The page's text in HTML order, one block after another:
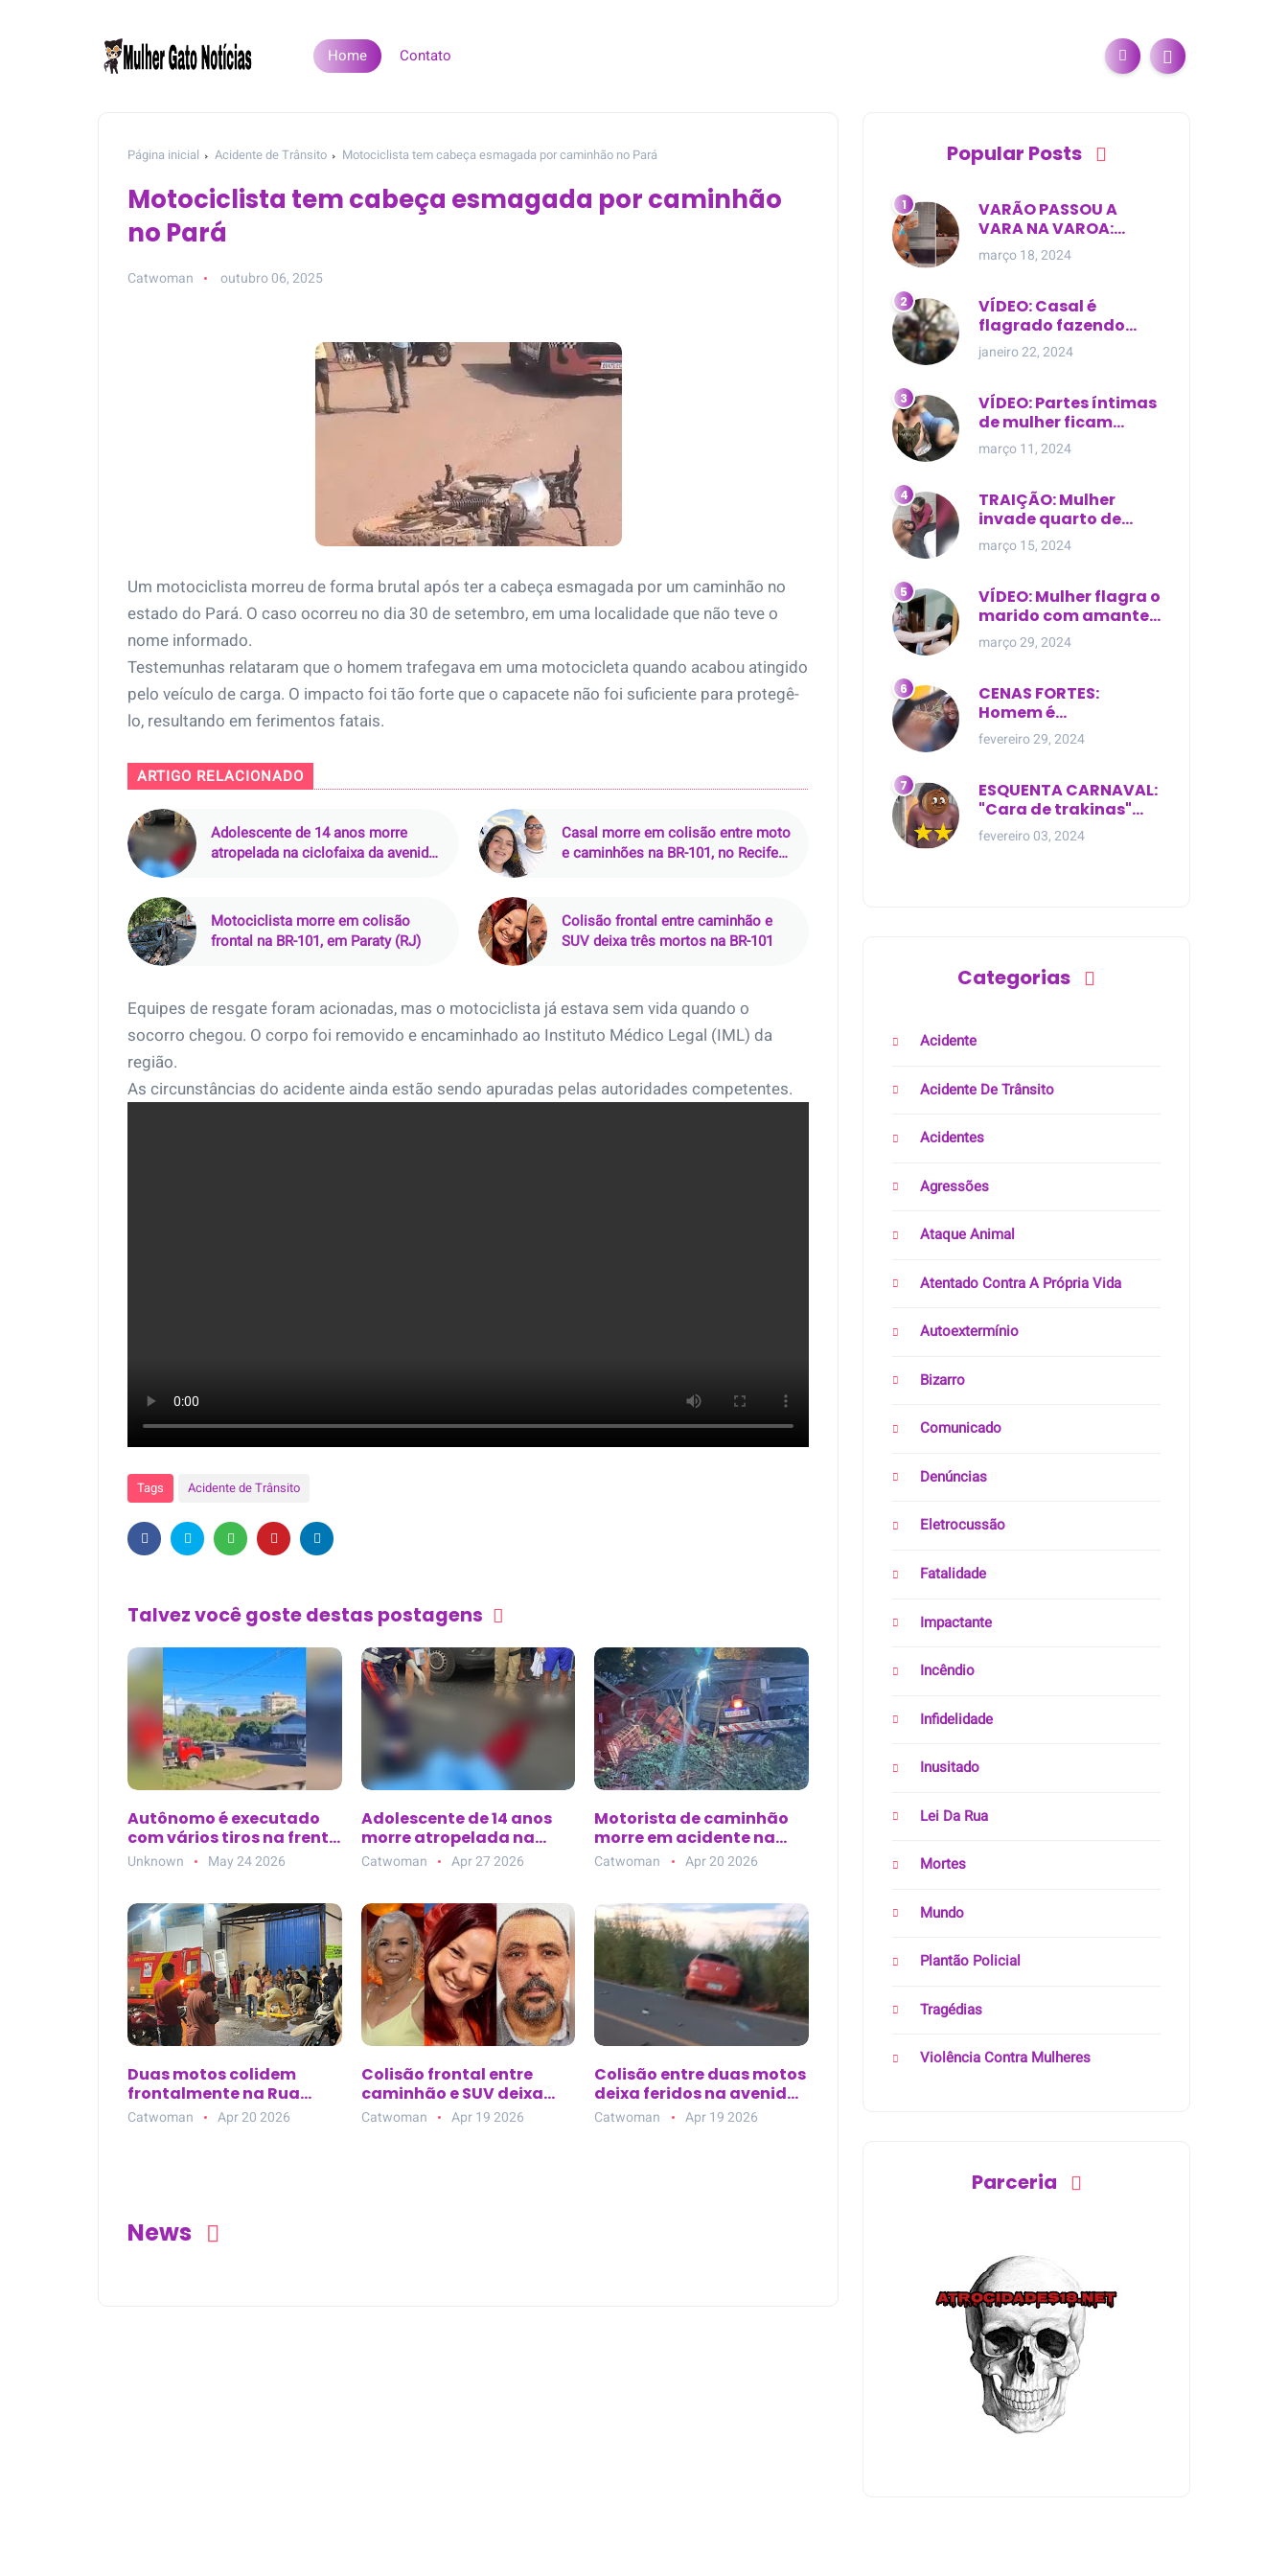
Home Contato
Página inicial Acidente de Trânsito Motociclista tem cabeça esmagada por caminhão no Pará
Motociclista tem cabeça esmagada por caminhão
no Pará
Catwoman outubro 06, 2025
Um motociclista morreu de forma brutal após ter a cabeça esmagada por um caminhão no
estado do Pará. O caso ocorreu no dia 30 de setembro, em uma localidade que não teve o
nome informado.
Testemunhas relataram que o homem trafegava em uma motocicleta quando acabou atingido
pelo veículo de carga. O impacto foi tão forte que o capacete não foi suficiente para protegê-
lo, resultando em ferimentos fatais.
ARTIGO RELACIONADO
Adolescente de 14 anos morre
atropelada na ciclofaixa da avenida
Casal morre em colisão entre moto
e caminhões na BR-101, no Recife
Motociclista morre em colisão
frontal na BR-101, em Paraty (RJ)
Colisão frontal entre caminhão e
SUV deixa três mortos na BR-101
Equipes de resgate foram acionadas, mas o motociclista já estava sem vida quando o
socorro chegou. O corpo foi removido e encaminhado ao Instituto Médico Legal (IML) da
região.
As circunstâncias do acidente ainda estão sendo apuradas pelas autoridades competentes.
Tags Acidente de Trânsito
Talvez você goste destas postagens
Autônomo é executado
com vários tiros na frente
da família em Marabá
(PA); criminoso
antes de atirar
Unknown May 24 2026
Adolescente de 14 anos
morre atropelada na
ciclofaixa da avenida
Senador Lemos, em Belém
Catwoman Apr 27 2026
Motorista de caminhão
morre em acidente na
BA-144, entre Morro do
Chapéu e Várzea Nova
Catwoman Apr 20 2026
Duas motos colidem
frontalmente na Rua
Anastácio Melo, no bairro
Salgadinho, em
Catwoman Apr 20 2026
Colisão frontal entre
caminhão e SUV deixa
três mortos na BR-101
Catwoman Apr 19 2026
Colisão entre duas motos
deixa feridos na avenida
principal de Nova
Esperança do Piriá (PA)
Catwoman Apr 19 2026
News
Popular Posts
VARÃO PASSOU A
VARA NA VAROA:
Esposa de pregador
evangélico descobre
extra-conjugal
março 18, 2024
VÍDEO: Casal é
flagrado fazendo
sexo dentro de
cemitério, em cima de
janeiro 22, 2024
VÍDEO: Partes íntimas
de mulher ficam
expostas durante
briga em Manaus
março 11, 2024
TRAIÇÃO: Mulher
invade quarto de
motel e encontra o
marido com outra na
março 15, 2024
VÍDEO: Mulher flagra o
marido com amante
dentro da própria
residência
março 29, 2024
CENAS FORTES:
Homem é
brutalmente atacado
e morto a golpes de
fevereiro 29, 2024
ESQUENTA CARNAVAL:
"Cara de trakinas"
dança seminua no
meio da rua na Bahia
fevereiro 03, 2024
Categorias
Acidente
Acidente De Trânsito
Acidentes
Agressões
Ataque Animal
Atentado Contra A Própria Vida
Autoextermínio
Bizarro
Comunicado
Denúncias
Eletrocussão
Fatalidade
Impactante
Incêndio
Infidelidade
Inusitado
Lei Da Rua
Mortes
Mundo
Plantão Policial
Tragédias
Violência Contra Mulheres
Parceria